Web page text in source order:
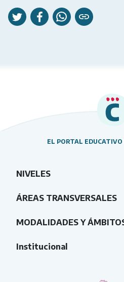
EL PORTAL
NIVELES
ÁREAS TRANSVERSALES
MODALIDADES Y
Institucional